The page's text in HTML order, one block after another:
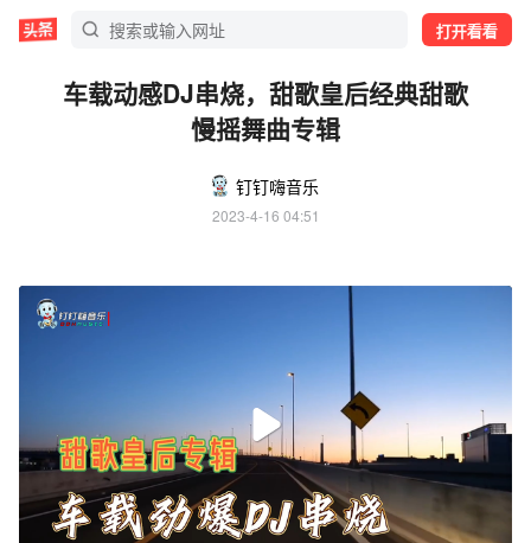
打开看看
车载动感DJ串烧，甜歌皇后经典甜歌
慢摇舞曲专辑
钉钉嗨音乐
2023-4-16 04:51